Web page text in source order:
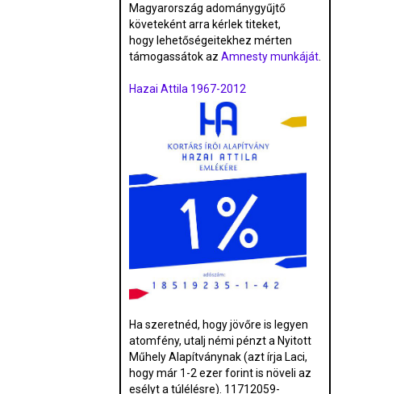
Magyarország adománygyűjtő
követeként arra kérlek titeket,
hogy lehetőségeitekhez mérten
támogassátok az Amnesty munkáját.
Hazai Attila 1967-2012
Ha szeretnéd, hogy jövőre is legyen
atomfény, utalj némi pénzt a Nyitott
Műhely Alapítványnak (azt írja Laci,
hogy már 1-2 ezer forint is növeli az
esélyt a túlélésre). 11712059-